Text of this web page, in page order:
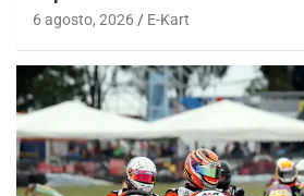
6 agosto, 2026 E-Kart